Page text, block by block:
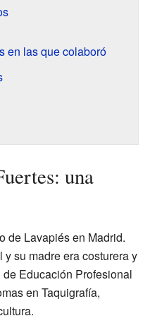
en las que colaboró
una
de Lavapiés en Madrid.
su madre era costurera y
Educación Profesional
en Taquigrafía,